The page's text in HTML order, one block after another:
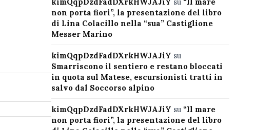
non porta fiori”, la presentazione del libro
di Lina Colacillo nella “sua” Castiglione
Messer Marino
kimQqpDzdFadDXrkHWJAJiY su
Smarriscono il sentiero e restano bloccati
in quota sul Matese, escursionisti tratti in
salvo dal Soccorso alpino
kimQqpDzdFadDXrkHWJAJiY su “Il mare
non porta fiori”, la presentazione del libro